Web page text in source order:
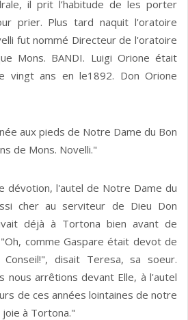
il prit l’habitude de les porter
prier. Plus tard naquit l'oratoire
fut nommé Directeur de l'oratoire
Mons. BANDI. Luigi Orione était
vingt ans en le1892. Don Orione
aux pieds de Notre Dame du Bon
de Mons. Novelli."
dévotion, l'autel de Notre Dame du
cher au serviteur de Dieu Don
déjà à Tortona bien avant de
comme Gaspare était devot de
disait Teresa, sa soeur.
nous arrêtions devant Elle, à l'autel
de ces années lointaines de notre
à Tortona."